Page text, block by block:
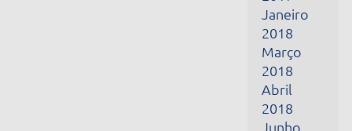
Junho
2018
Julho
2018
Outubro
2018
Novembro